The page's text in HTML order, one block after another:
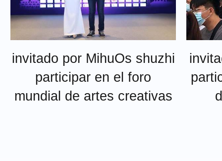
invitado por MihuOs shuzhi
participar en el foro
mundial de artes creativas